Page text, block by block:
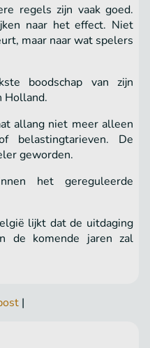
regels zijn vaak goed.
naar het effect. Niet
maar naar wat spelers
boodschap van zijn
Holland.
allang niet meer alleen
belastingtarieven. De
geworden.
het gereguleerde
lijkt dat de uitdaging
de komende jaren zal
|